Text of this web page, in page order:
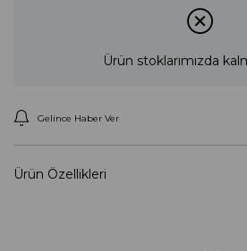
Ürün stoklarımızda
Gelince Haber Ver
Ürün Özellikleri